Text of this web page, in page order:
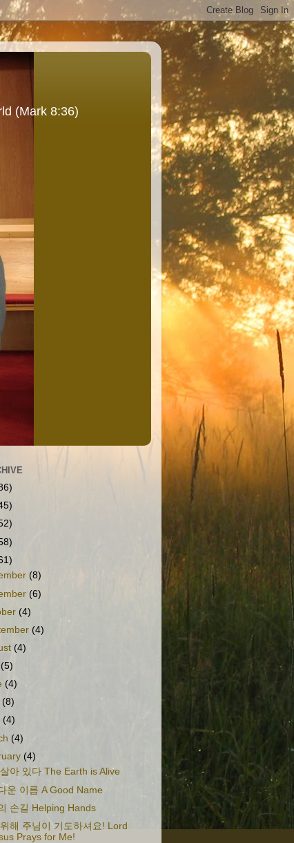
(Mark 8:36)
(8)
(6)
(4)
(4)
(4)
(5)
(4)
(8)
(4)
(4)
(4)
아 있다 The Earth is Alive
운 이름 A Good Name
손길 Helping Hands
해 주님이 기도하셔요! Lord
Prays for Me!